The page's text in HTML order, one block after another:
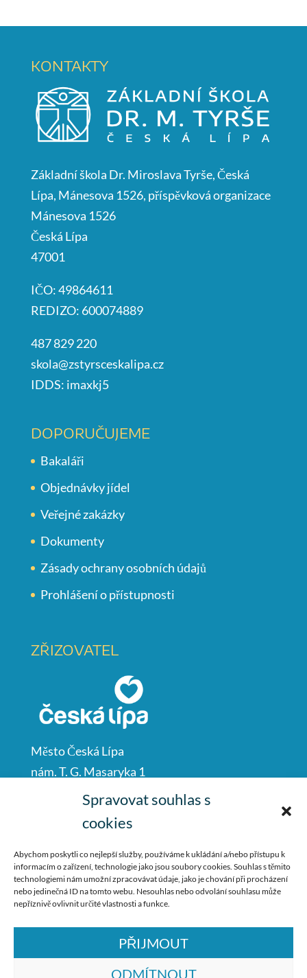
Spravovat souhlas s
cookies
Abychom poskytli co nejlepší služby, používáme k ukládání a/nebo přístupu k
informacím o zařízení, technologie jako jsou soubory cookies. Souhlas s těmito
technologiemi nám umožní zpracovávat údaje, jako je chování při procházení
nebo jedinečná ID na tomto webu. Nesouhlas nebo odvolání souhlasu může
nepříznivě ovlivnit určité vlastnosti a funkce.
PŘIJMOUT
ODMÍTNOUT
KONTAKTY
Základní škola Dr. Miroslava Tyrše, Česká
Lípa, Mánesova 1526, příspěvková organizace
Mánesova 1526
Česká Lípa
47001
IČO: 49864611
REDIZO: 600074889
487 829 220
skola@zstyrsceskalipa.cz
IDDS: imaxkj5
DOPORUČUJEME
Bakaláři
Objednávky jídel
Veřejné zakázky
Dokumenty
Zásady ochrany osobních údajů
Prohlášení o přístupnosti
ZŘIZOVATEL
Město Česká Lípa
nám. T. G. Masaryka 1
Česká Lípa
487 881 111
podatelna@mucl.cz